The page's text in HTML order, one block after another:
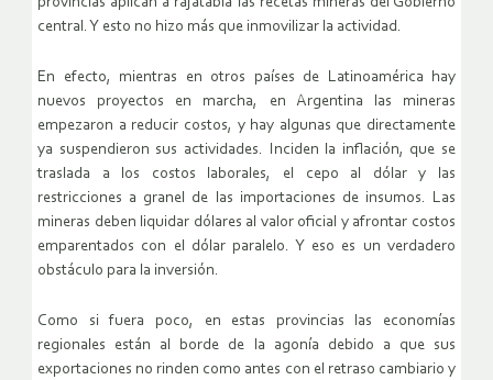
central. Y esto no hizo más que inmovilizar la actividad.
En efecto, mientras en otros países de Latinoamérica hay
nuevos proyectos en marcha, en Argentina las mineras
empezaron a reducir costos, y hay algunas que directamente
ya suspendieron sus actividades. Inciden la inflación, que se
traslada a los costos laborales, el cepo al dólar y las
restricciones a granel de las importaciones de insumos. Las
mineras deben liquidar dólares al valor oficial y afrontar costos
emparentados con el dólar paralelo. Y eso es un verdadero
obstáculo para la inversión.
Como si fuera poco, en estas provincias las economías
regionales están al borde de la agonía debido a que sus
exportaciones no rinden como antes con el retraso cambiario y